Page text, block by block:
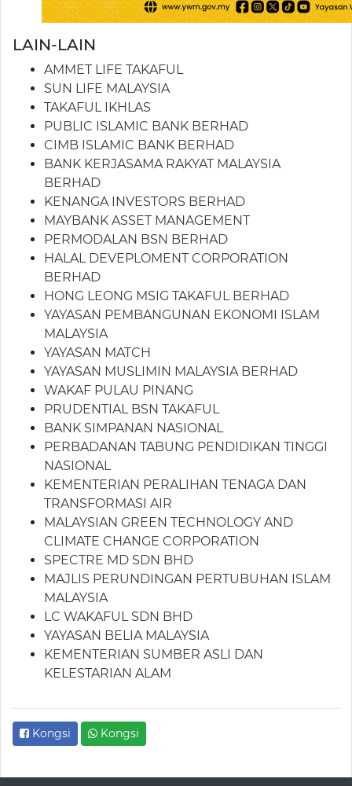
LAIN-LAIN
AMMET LIFE TAKAFUL
SUN LIFE MALAYSIA
TAKAFUL IKHLAS
PUBLIC ISLAMIC BANK BERHAD
CIMB ISLAMIC BANK BERHAD
BANK KERJASAMA RAKYAT MALAYSIA
BERHAD
KENANGA INVESTORS BERHAD
MAYBANK ASSET MANAGEMENT
PERMODALAN BSN BERHAD
HALAL DEVEPLOMENT CORPORATION
BERHAD
HONG LEONG MSIG TAKAFUL BERHAD
YAYASAN PEMBANGUNAN EKONOMI ISLAM
MALAYSIA
YAYASAN MATCH
YAYASAN MUSLIMIN MALAYSIA BERHAD
WAKAF PULAU PINANG
PRUDENTIAL BSN TAKAFUL
BANK SIMPANAN NASIONAL
PERBADANAN TABUNG PENDIDIKAN TINGGI
NASIONAL
KEMENTERIAN PERALIHAN TENAGA DAN
TRANSFORMASI AIR
MALAYSIAN GREEN TECHNOLOGY AND
CLIMATE CHANGE CORPORATION
SPECTRE MD SDN BHD
MAJLIS PERUNDINGAN PERTUBUHAN ISLAM
MALAYSIA
LC WAKAFUL SDN BHD
YAYASAN BELIA MALAYSIA
KEMENTERIAN SUMBER ASLI DAN
KELESTARIAN ALAM
Kongsi Kongsi